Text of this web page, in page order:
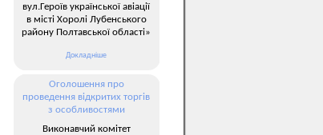
вул.Героїв української авіації
в місті Хоролі Лубенського
району Полтавської області»
Докладніше
Оголошення про
проведення відкритих торгів
з особливостями
Виконавчий комітет